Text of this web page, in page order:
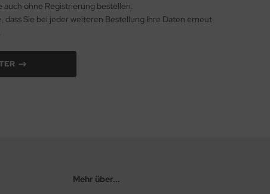
auch ohne Registrierung bestellen.
dass Sie bei jeder weiteren Bestellung Ihre Daten erneut
Mehr über...